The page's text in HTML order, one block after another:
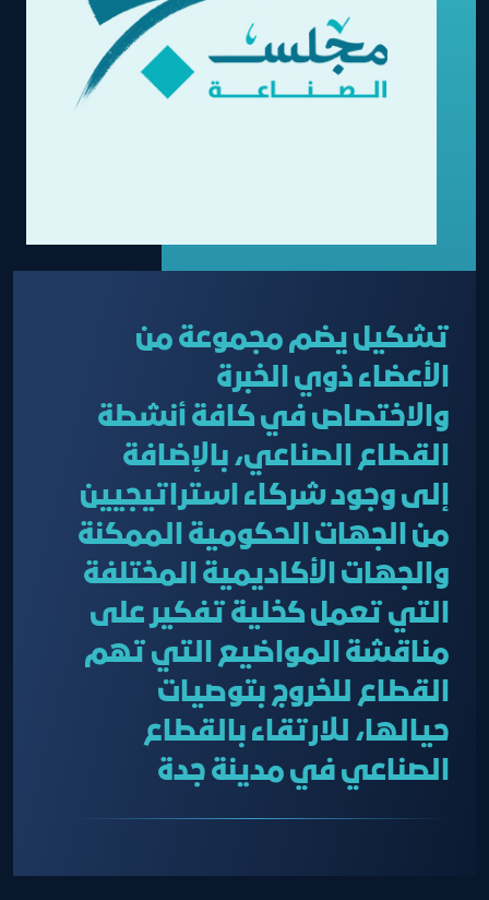
تشكيل يضم مجموعة من
الأعضاء ذوي الخبرة
والاختصاص في كافة أنشطة
القطاع الصناعي، بالإضافة
إلى وجود شركاء استراتيجيين
من الجهات الحكومية الممكنة
والجهات الأكاديمية المختلفة
التي تعمل كخلية تفكير على
مناقشة المواضيع التي تهم
القطاع للخروج بتوصيات
حيالها، للارتقاء بالقطاع
الصناعي في مدينة جدة